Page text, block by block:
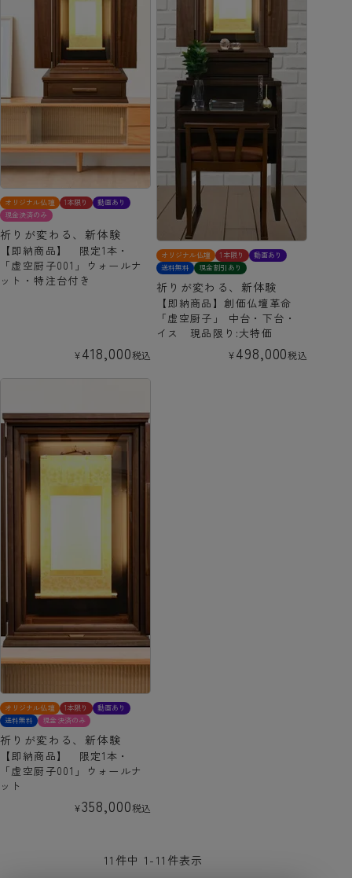
オリジナル仏壇 1本限り
動画あり
現金決済のみ
祈りが変わる、新体験
【即納商品】 限定1本・
「虚空厨子001」ウォールナ
ット・特注台付き
¥418,000税込
オリジナル仏壇 1本限り
動画あり
送料無料
現金割引あり
祈りが変わる、新体験
【即納商品】創価仏壇革命
「虚空厨子」 中台・下台・
イス 現品限り:大特価
¥498,000税込
オリジナル仏壇 1本限り
動画あり
送料無料
現金決済のみ
祈りが変わる、新体験
【即納商品】 限定1本・
「虚空厨子001」ウォールナ
ット
¥358,000税込
11 件中 1 - 11 件表示